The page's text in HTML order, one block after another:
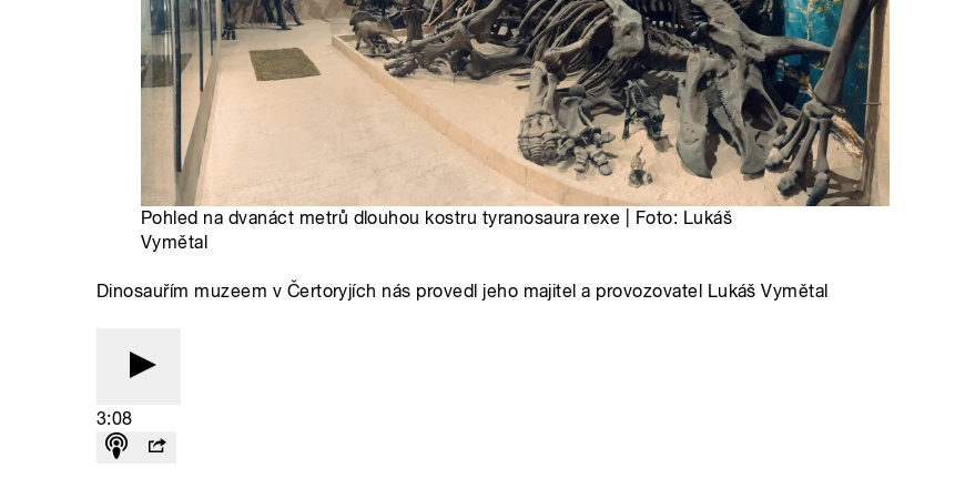
Pohled na dvanáct metrů dlouhou kostru tyranosaura rexe | Foto: Lukáš
Vymětal
Dinosauřím muzeem v Čertoryjích nás provedl jeho majitel a provozovatel Lukáš Vymětal
3:08